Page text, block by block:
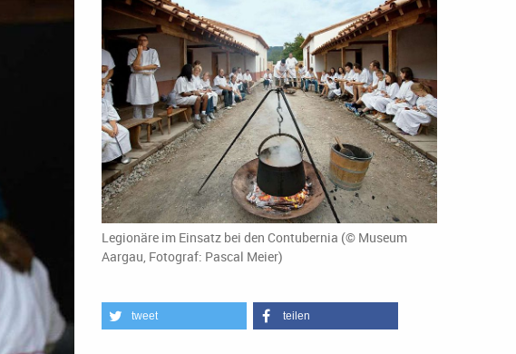
Legionäre im Einsatz bei den Contubernia (© Museum
Aargau, Fotograf: Pascal Meier)
tweet teilen